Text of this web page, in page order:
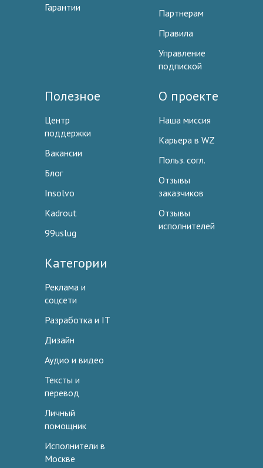
Гарантии
Партнерам
Правила
Управление
подпиской
Полезное
Центр
поддержки
Вакансии
Блог
Insolvo
Kadrout
99uslug
О проекте
Наша миссия
Карьера в WZ
Польз. согл.
Отзывы
заказчиков
Отзывы
исполнителей
Категории
Реклама и
соцсети
Разработка и IT
Дизайн
Аудио и видео
Тексты и
перевод
Личный
помощник
Исполнители в
Москве